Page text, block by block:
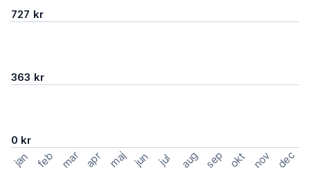
727 kr
363 kr
0 kr
jan feb mar apr maj jun jul aug sep okt nov dec